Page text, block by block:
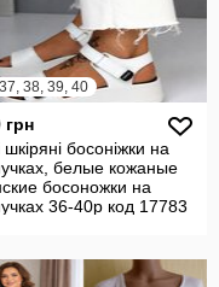
38, 39, 40
грн
шкіряні босоніжки на
белые кожаные
босоножки на
36-40р код 17783